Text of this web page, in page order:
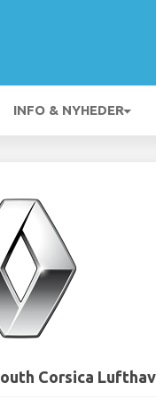
INFO & NYHEDER
Corsica